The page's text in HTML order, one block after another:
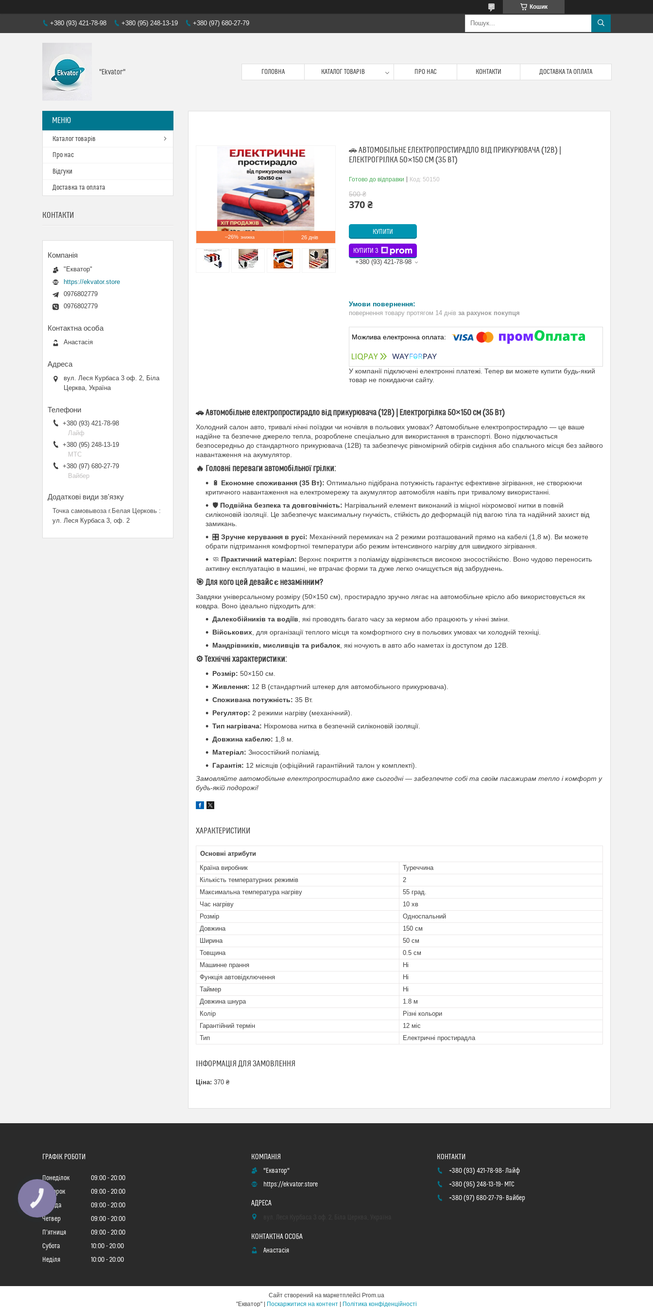
Кошик
+380 (93) 421-78-98 +380 (95) 248-13-19 +380 (97) 680-27-79
"Ekvator" ГОЛОВНА КАТАЛОГ ТОВАРІВ ПРО НАС КОНТАКТИ ДОСТАВКА ТА ОПЛАТА
–26% 26 днів
🚗 АВТОМОБІЛЬНЕ ЕЛЕКТРОПРОСТИРАДЛО ВІД ПРИКУРЮВАЧА (12В) |
ЕЛЕКТРОГРІЛКА 50×150 СМ (35 ВТ)
Готово до відправки Код: 50150
500 ₴
370 ₴
КУПИТИ
КУПИТИ З
+380 (93) 421-78-98
повернення товару протягом 14 днів за рахунок покупця
У компанії підключені електронні платежі. Тепер ви можете купити будь-який
товар не покидаючи сайту.
🚗Автомобільне електропростирадло від прикурювача (12В) | Електрогрілка 50×150 см (35 Вт)
Холодний салон авто, тривалі нічні поїздки чи ночівля в польових умовах? Автомобільне електропростирадло — це ваше
надійне та безпечне джерело тепла, розроблене спеціально для використання в транспорті. Воно підключається
безпосередньо до стандартного прикурювача (12В) та забезпечує рівномірний обігрів сидіння або спального місця без зайвого
навантаження на акумулятор.
🔥 Головні переваги автомобільної грілки:
🔋 Економне споживання (35 Вт): Оптимально підібрана потужність гарантує ефективне зігрівання, не створюючи
критичного навантаження на електромережу та акумулятор автомобіля навіть при тривалому використанні.
🛡️ Подвійна безпека та довговічність: Нагрівальний елемент виконаний із міцної ніхромової нитки в повній
силіконовій ізоляції. Це забезпечує максимальну гнучкість, стійкість до деформацій під вагою тіла та надійний захист від
замикань.
🎛️ Зручне керування в русі: Механічний перемикач на 2 режими розташований прямо на кабелі (1,8 м). Ви можете
обрати підтримання комфортної температури або режим інтенсивного нагріву для швидкого зігрівання.
🧼 Практичний матеріал: Верхнє покриття з поліаміду відрізняється високою зносостійкістю. Воно чудово переносить
активну експлуатацію в машині, не втрачає форми та дуже легко очищується від забруднень.
🎯 Для кого цей девайс є незамінним?
Завдяки універсальному розміру (50×150 см), простирадло зручно лягає на автомобільне крісло або використовується як
ковдра. Воно ідеально підходить для:
Далекобійників та водіїв , які проводять багато часу за кермом або працюють у нічні зміни.
Військових , для організації теплого місця та комфортного сну в польових умовах чи холодній техніці.
Мандрівників, мисливців та рибалок , які ночують в авто або наметах із доступом до 12В.
⚙️Технічні характеристики:
Розмір: 50×150 см.
Живлення: 12 В (стандартний штекер для автомобільного прикурювача).
Споживана потужність: 35 Вт.
Регулятор: 2 режими нагріву (механічний).
Тип нагрівача: Ніхромова нитка в безпечній силіконовій ізоляції.
Довжина кабелю: 1,8 м.
Матеріал: Зносостійкий поліамід.
Гарантія: 12 місяців (офіційний гарантійний талон у комплекті).
Замовляйте автомобільне електропростирадло вже сьогодні — забезпечте собі та своїм пасажирам тепло і комфорт у
будь-якій подорожі!
ХАРАКТЕРИСТИКИ
Основні атрибути
Країна виробник
Туреччина
Кількість температурних режимів
2
Максимальна температура нагріву
55 град.
Час нагріву
10 хв
Розмір
Односпальний
Довжина
150 см
Ширина
50 см
Товщина
0.5 см
Машинне прання
Ні
Функція автовідключення
Ні
Таймер
Ні
Довжина шнура
1.8 м
Колір
Різні кольори
Гарантійний термін
12 міс
Тип
Електричні простирадла
ІНФОРМАЦІЯ ДЛЯ ЗАМОВЛЕННЯ
Ціна: 370 ₴
Каталог товарів
Про нас
Відгуки
Доставка та оплата
КОНТАКТИ
"Екватор"
https://ekvator.store
0976802779
0976802779
Анастасія
вул. Леся Курбаса 3 оф. 2, Біла
Церква, Україна
+380 (93) 421-78-98
Лайф
+380 (95) 248-13-19
МТС
+380 (97) 680-27-79
Вайбер
Точка самовывоза г.Белая Церковь
ул. Леся Курбаса 3, оф. 2
ГРАФІК РОБОТИ
Понеділок 09:00
20:00
Вівторок
09:00
20:00
Середа
09:00
20:00
Четвер
09:00
20:00
Пʼятниця
09:00
20:00
Субота
10:00
20:00
Неділя
10:00 20:00
"Екватор"
https://ekvator.store
Анастасія
+380 (93) 421-78-98 Лайф
+380 (95) 248-13-19 МТС
+380 (97) 680-27-79 Вайбер
Сайт створений на маркетплейсі Prom.ua
Поскаржитися на контент Політика конфіденційності